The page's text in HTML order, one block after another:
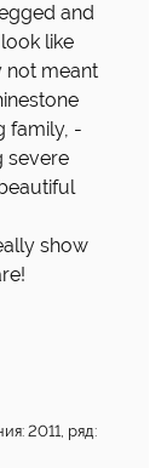
and
like
not meant
family, -
severe
show
2011, ряд: